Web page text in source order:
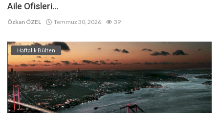
Aile Ofisleri...
Özkan ÖZEL Temmuz 30, 2026 39
Haftalık Bülten